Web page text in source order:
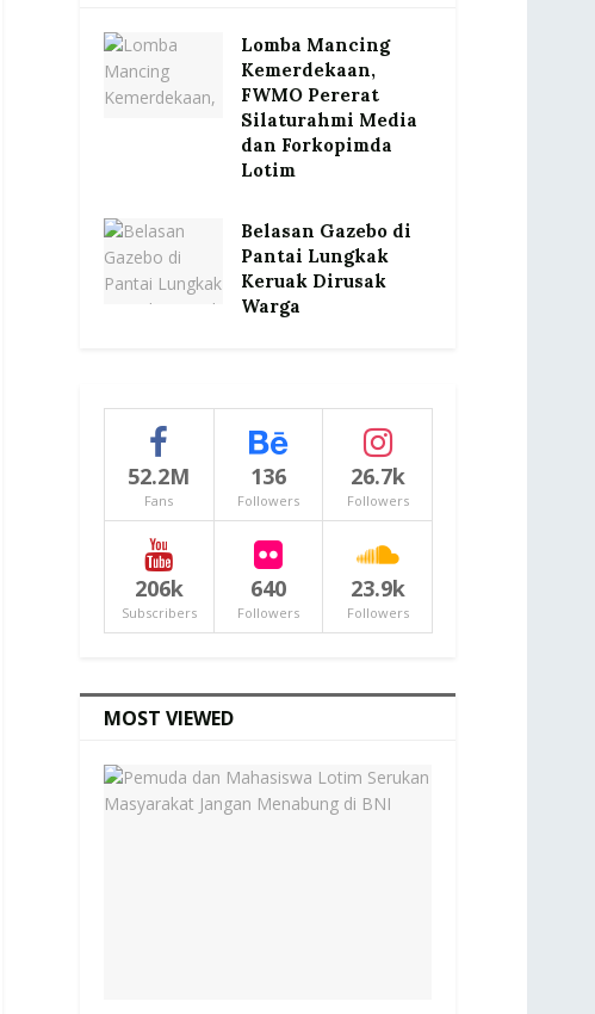
Lomba Mancing
Kemerdekaan,
FWMO Pererat
Silaturahmi Media
dan Forkopimda
Lotim
Belasan Gazebo di
Pantai Lungkak
Keruak Dirusak
Warga
52.2M
Fans
136
Followers
26.7k
Followers
206k
Subscribers
640
Followers
23.9k
Followers
MOST VIEWED